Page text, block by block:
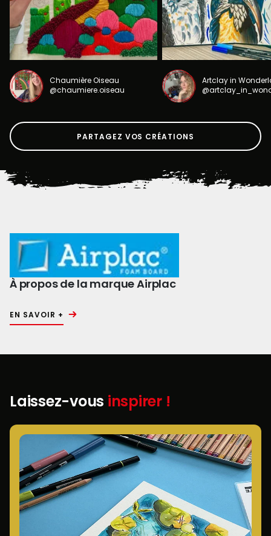
Chaumière Oiseau
@chaumiere.oiseau
Artclay in
PARTAGEZ VOS CRÉATIONS
À propos de la marque Airplac
EN SAVOIR +
Laissez-vous inspirer !